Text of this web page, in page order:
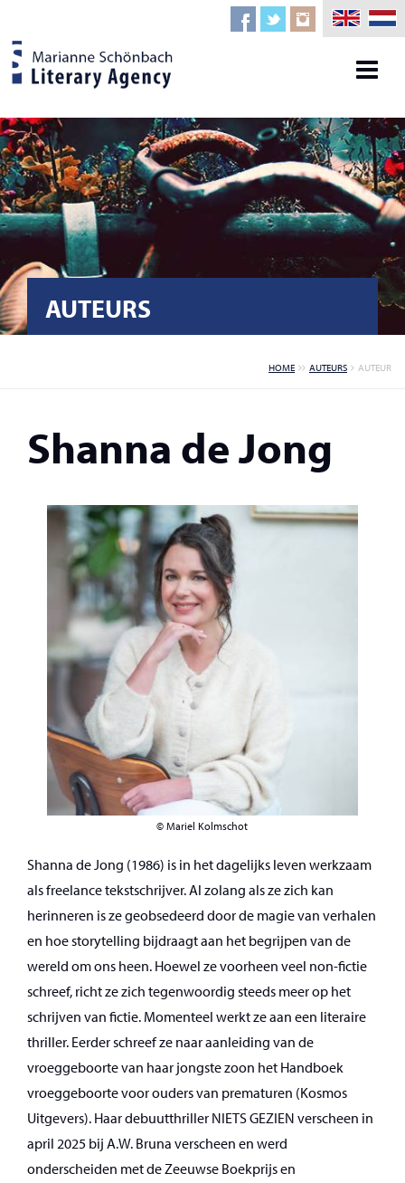
AUTEURS
HOME AUTEURS AUTEUR
Shanna de Jong
© Mariel Kolmschot
Shanna de Jong (1986) is in het dagelijks leven werkzaam
als freelance tekstschrijver. Al zolang als ze zich kan
herinneren is ze geobsedeerd door de magie van verhalen
en hoe storytelling bijdraagt aan het begrijpen van de
wereld om ons heen. Hoewel ze voorheen veel non-fictie
schreef, richt ze zich tegenwoordig steeds meer op het
schrijven van fictie. Momenteel werkt ze aan een literaire
thriller. Eerder schreef ze naar aanleiding van de
vroeggeboorte van haar jongste zoon het Handboek
vroeggeboorte voor ouders van prematuren (Kosmos
Uitgevers). Haar debuutthriller NIETS GEZIEN verscheen in
april 2025 bij A.W. Bruna verscheen en werd
onderscheiden met de Zeeuwse Boekprijs en